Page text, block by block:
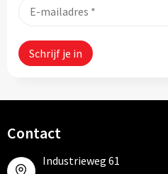
Contact
Industrieweg 61